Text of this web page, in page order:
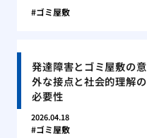
ゴミ屋敷
発達障害とゴミ屋敷の意
外な接点と社会的理解の
必要性
2026.04.18
ゴミ屋敷